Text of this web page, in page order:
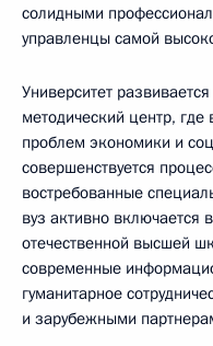
солидными
управленцы самой
Университет
методический центр, где
проблем экономики и
совершенствуется
востребованные
вуз активно включается
отечественной высшей
современные
гуманитарное
и зарубежными